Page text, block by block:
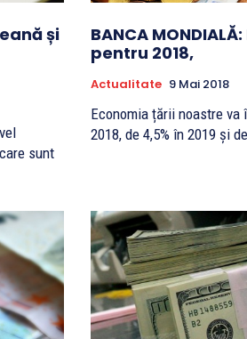
și
sunt
BANCA
pentru 2018,
Actualitate 9 Mai 2018
Economia țării noastre va
2018, de 4,5% în 2019 și